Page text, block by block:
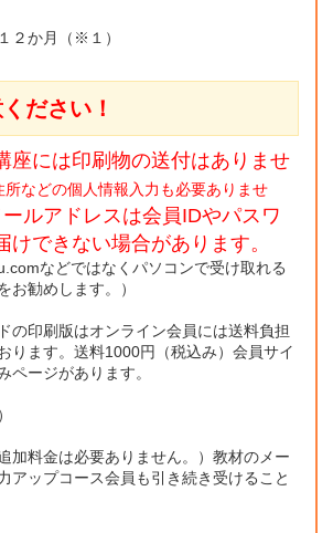
２か月（※１）
ださい！
座には印刷物の送付はありませ
所などの個人情報入力も必要ありませ
ールアドレスは会員IDやパスワ
けできない場合があります。
などではなくパソコンで受け取れる
お勧めします。）
の印刷版はオンライン会員には送料負担
ります。送料1000円（税込み）会員サイ
ページがあります。
加料金は必要ありません。）教材のメー
アップコース会員も引き続き受けること